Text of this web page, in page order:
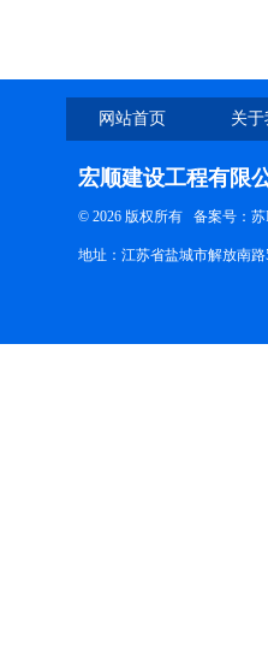
网站首页 关
宏顺建设工程有限
© 2026 版权所有 备案号：苏
地址：江苏省盐城市解放南